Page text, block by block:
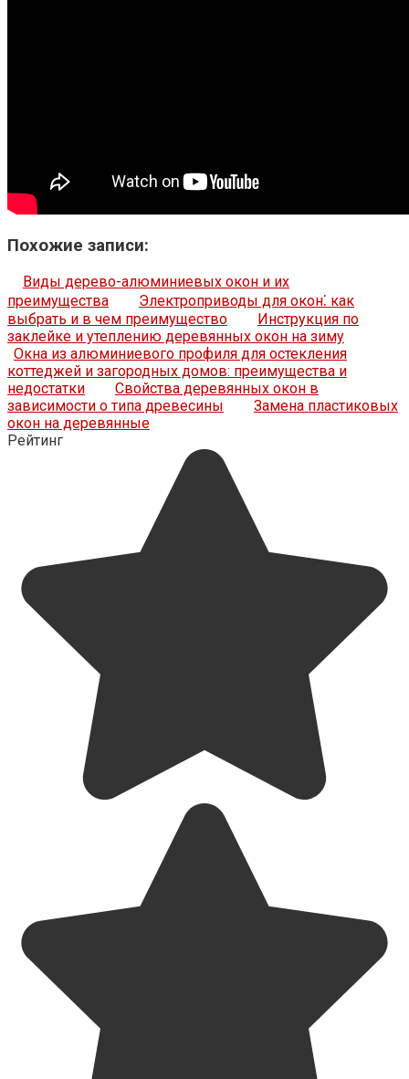
Похожие записи:
Виды дерево-алюминиевых окон и их
преимущества
Электроприводы для окон⁚ как
выбрать и в чем преимущество
Инструкция по
заклейке и утеплению деревянных окон на зиму
Окна из алюминиевого профиля для остекления
коттеджей и загородных домов: преимущества и
недостатки
Свойства деревянных окон в
зависимости о типа древесины
Замена пластиковых
окон на деревянные
Рейтинг